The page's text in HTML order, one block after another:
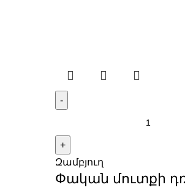
Զամբյուղ
Փական մուտքի